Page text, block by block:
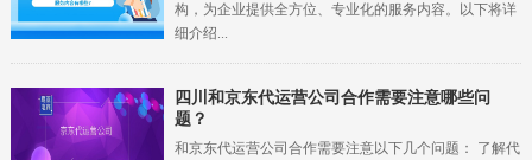
构，为企业提供全方位、专业化的服务内容。以下将详
细介绍...
四川 和京东代运营公司合作需要注意哪些问
题？
和京东代运营公司合作需要注意以下几个问题： 了解代